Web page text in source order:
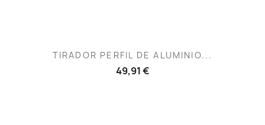
TIRADOR PERFIL DE ALUMINIO...
49,91 €